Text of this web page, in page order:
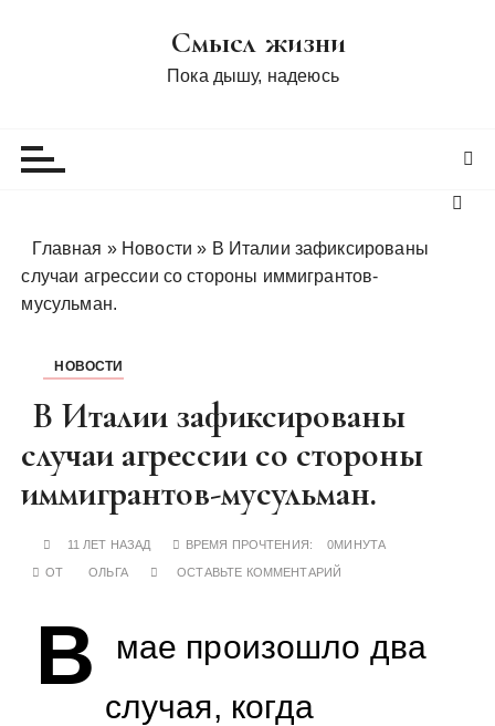
Смысл жизни
Пока дышу, надеюсь
Главная » Новости » В Италии зафиксированы
случаи агрессии со стороны иммигрантов-
мусульман.
НОВОСТИ
В Италии зафиксированы
случаи агрессии со стороны
иммигрантов-мусульман.
11 ЛЕТ НАЗАД ВРЕМЯ ПРОЧТЕНИЯ: 0МИНУТА
ОТ ОЛЬГА ОСТАВЬТЕ КОММЕНТАРИЙ
В
мае произошло два
случая, когда